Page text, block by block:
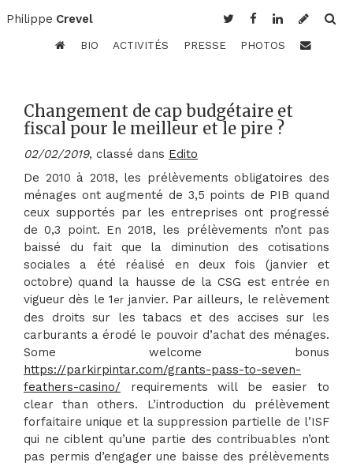
Philippe Crevel
BIO ACTIVITÉS PRESSE PHOTOS
Changement de cap budgétaire et
fiscal pour le meilleur et le pire ?
02/02/2019, classé dans Edito
De 2010 à 2018, les prélèvements obligatoires des
ménages ont augmenté de 3,5 points de PIB quand
ceux supportés par les entreprises ont progressé
de 0,3 point. En 2018, les prélèvements n’ont pas
baissé du fait que la diminution des cotisations
sociales a été réalisé en deux fois (janvier et
octobre) quand la hausse de la CSG est entrée en
vigueur dès le 1 er janvier. Par ailleurs, le relèvement
des droits sur les tabacs et des accises sur les
carburants a érodé le pouvoir d’achat des ménages.
Some welcome bonus
https://parkirpintar.com/grants-pass-to-seven-
feathers-casino/ requirements will be easier to
clear than others. L’introduction du prélèvement
forfaitaire unique et la suppression partielle de l’ISF
qui ne ciblent qu’une partie des contribuables n’ont
pas permis d’engager une baisse des prélèvements